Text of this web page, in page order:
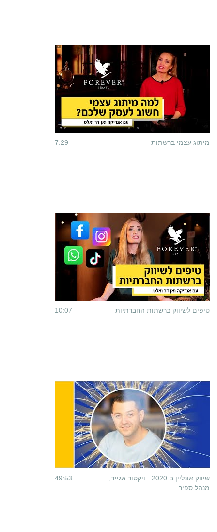
7:29 מיתוג עצמי ברשתות
10:07 טיפים לשיווק ברשתות החברתיות
49:53
שיווק אונליין ב-2020 - ויקטור אגייד,
מנהל ספיר